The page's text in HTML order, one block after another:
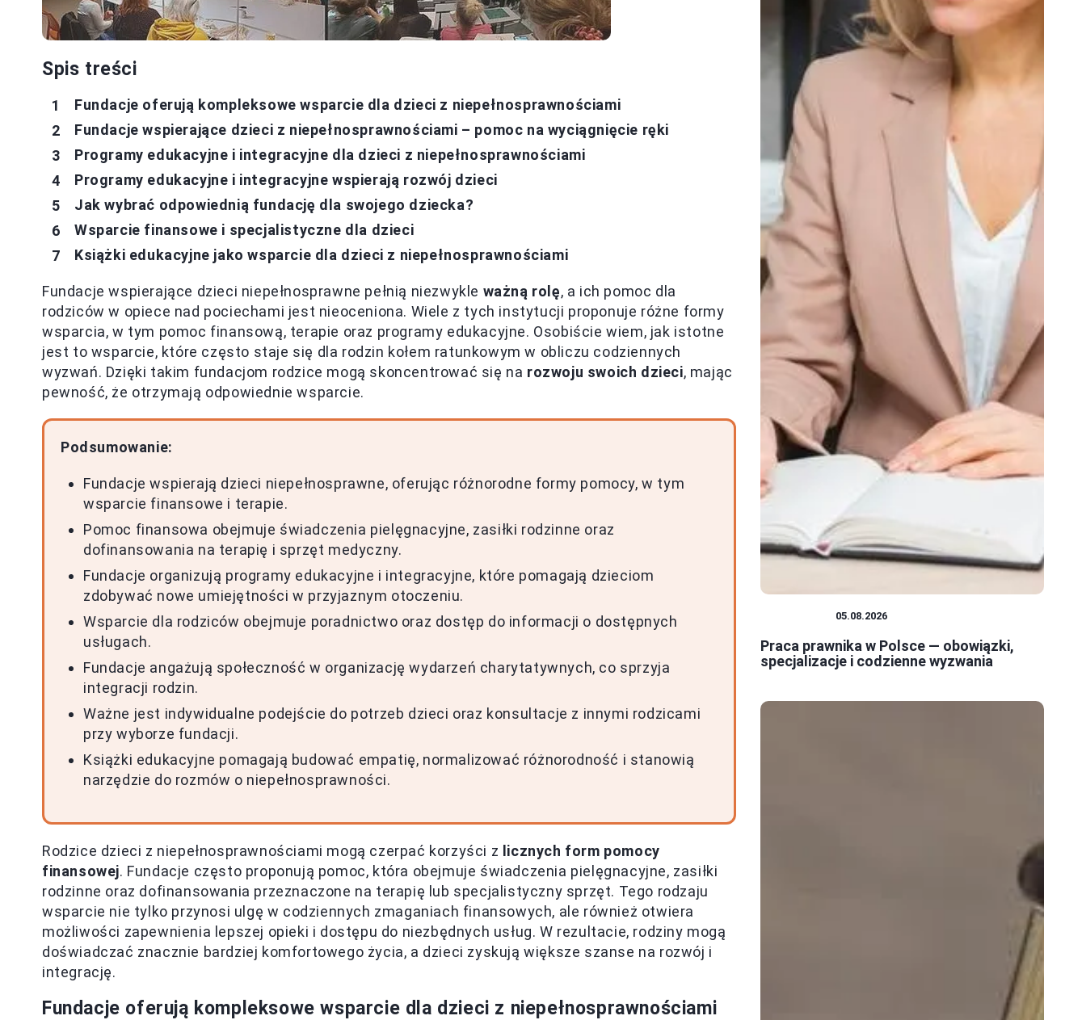
Spis treści
Fundacje oferują kompleksowe wsparcie dla dzieci z niepełnosprawnościami
Fundacje wspierające dzieci z niepełnosprawnościami – pomoc na wyciągnięcie ręki
Programy edukacyjne i integracyjne dla dzieci z niepełnosprawnościami
Programy edukacyjne i integracyjne wspierają rozwój dzieci
Jak wybrać odpowiednią fundację dla swojego dziecka?
Wsparcie finansowe i specjalistyczne dla dzieci
Książki edukacyjne jako wsparcie dla dzieci z niepełnosprawnościami
Fundacje wspierające dzieci niepełnosprawne pełnią niezwykle ważną rolę, a ich pomoc dla
rodziców w opiece nad pociechami jest nieoceniona. Wiele z tych instytucji proponuje różne formy
wsparcia, w tym pomoc finansową, terapie oraz programy edukacyjne. Osobiście wiem, jak istotne
jest to wsparcie, które często staje się dla rodzin kołem ratunkowym w obliczu codziennych
wyzwań. Dzięki takim fundacjom rodzice mogą skoncentrować się na rozwoju swoich dzieci, mając
pewność, że otrzymają odpowiednie wsparcie.
Podsumowanie:
Fundacje wspierają dzieci niepełnosprawne, oferując różnorodne formy pomocy, w tym
wsparcie finansowe i terapie.
Pomoc finansowa obejmuje świadczenia pielęgnacyjne, zasiłki rodzinne oraz
dofinansowania na terapię i sprzęt medyczny.
Fundacje organizują programy edukacyjne i integracyjne, które pomagają dzieciom
zdobywać nowe umiejętności w przyjaznym otoczeniu.
Wsparcie dla rodziców obejmuje poradnictwo oraz dostęp do informacji o dostępnych
usługach.
Fundacje angażują społeczność w organizację wydarzeń charytatywnych, co sprzyja
integracji rodzin.
Ważne jest indywidualne podejście do potrzeb dzieci oraz konsultacje z innymi rodzicami
przy wyborze fundacji.
Książki edukacyjne pomagają budować empatię, normalizować różnorodność i stanowią
narzędzie do rozmów o niepełnosprawności.
Rodzice dzieci z niepełnosprawnościami mogą czerpać korzyści z licznych form pomocy
finansowej. Fundacje często proponują pomoc, która obejmuje świadczenia pielęgnacyjne, zasiłki
rodzinne oraz dofinansowania przeznaczone na terapię lub specjalistyczny sprzęt. Tego rodzaju
wsparcie nie tylko przynosi ulgę w codziennych zmaganiach finansowych, ale również otwiera
możliwości zapewnienia lepszej opieki i dostępu do niezbędnych usług. W rezultacie, rodziny mogą
doświadczać znacznie bardziej komfortowego życia, a dzieci zyskują większe szanse na rozwój i
integrację.
Fundacje oferują kompleksowe wsparcie dla dzieci z niepełnosprawnościami
05.08.2026
Praca prawnika w Polsce — obowiązki,
specjalizacje i codzienne wyzwania